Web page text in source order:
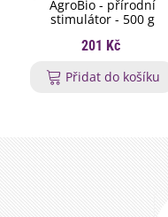
AgroBio - přírodní
stimulátor - 500 g
201 Kč
Přidat do košíku